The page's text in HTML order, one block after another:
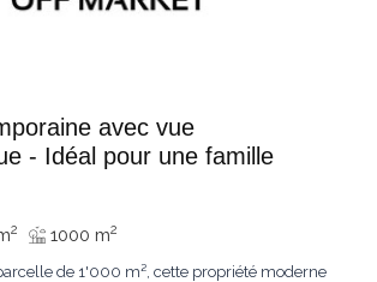
avec vue
- Idéal pour une famille
2 1000 m2
de 1'000 m², cette propriété moderne